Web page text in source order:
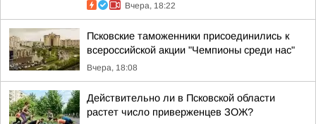
Вчера, 18:22
Псковские таможенники присоединились к
всероссийской акции "Чемпионы среди нас"
Вчера, 18:08
Действительно ли в Псковской области
растет число приверженцев ЗОЖ?